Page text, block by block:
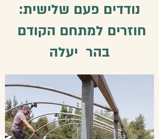
:נודדים פעם שלישית
חוזרים למתחם הקודם
בהר יעלה